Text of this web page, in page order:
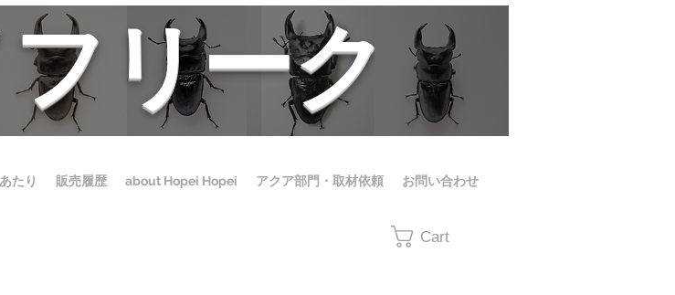
リーク
Cart
たり 販売履歴 about Hopei Hopei アクア部門・取材依頼 お問い合わせ